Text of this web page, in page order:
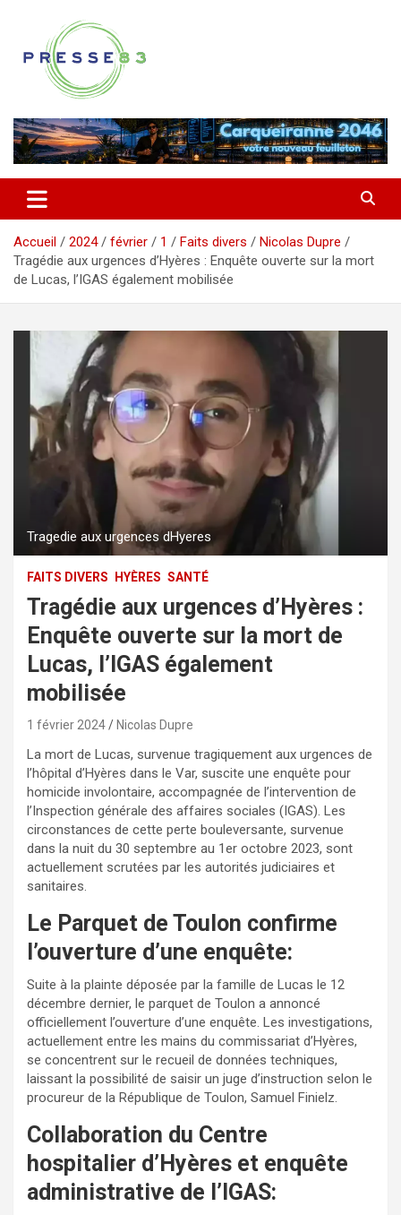
contenu
Presse 83
Accueil 2024 février 1 Faits divers
Nicolas Dupre
Tragédie aux urgences d’Hyères : Enquête ouverte sur la mort
de Lucas, l’IGAS également mobilisée
Tragedie aux urgences dHyeres
FAITS DIVERS HYÈRES SANTÉ
Tragédie aux urgences d’Hyères :
Enquête ouverte sur la mort de
Lucas, l’IGAS également
mobilisée
1 février 2024 Nicolas Dupre
La mort de Lucas, survenue tragiquement aux urgences de
l’hôpital d’Hyères dans le Var, suscite une enquête pour
homicide involontaire, accompagnée de l’intervention de
l’Inspection générale des affaires sociales (IGAS). Les
circonstances de cette perte bouleversante, survenue
dans la nuit du 30 septembre au 1er octobre 2023, sont
actuellement scrutées par les autorités judiciaires et
sanitaires.
Le Parquet de Toulon confirme
l’ouverture d’une enquête:
Suite à la plainte déposée par la famille de Lucas le 12
décembre dernier, le parquet de Toulon a annoncé
officiellement l’ouverture d’une enquête. Les investigations,
actuellement entre les mains du commissariat d’Hyères,
se concentrent sur le recueil de données techniques,
laissant la possibilité de saisir un juge d’instruction selon le
procureur de la République de Toulon, Samuel Finielz.
Collaboration du Centre
hospitalier d’Hyères et enquête
administrative de l’IGAS: